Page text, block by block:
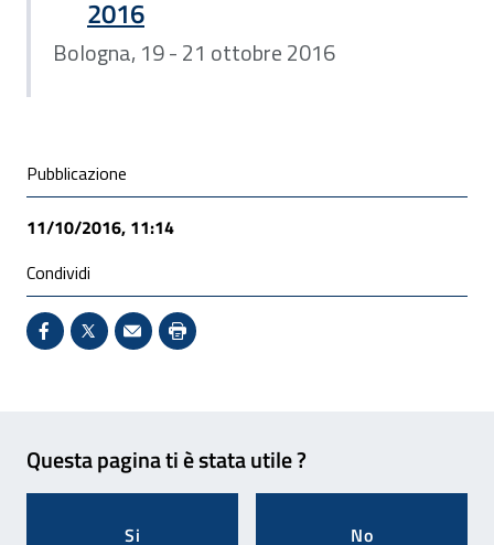
2016
Bologna, 19 - 21 ottobre 2016
Condivisione social
Pubblicazione
11/10/2016, 11:14
Condividi
Condividi su Facebook - Sito esterno - Apertura in
X - Sito esterno - Apertura in nuova finestra
Invio Mail: apre il programma di posta
Stampa pagina: scelta meno
Questa pagina ti è stata utile ?
Si No